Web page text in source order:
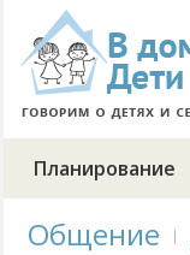
Планирование
Общение